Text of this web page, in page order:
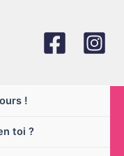
!
toi ?